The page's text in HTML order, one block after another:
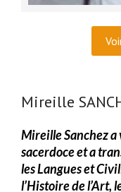
Mireille
Mireille Sanchez a
sacerdoce et a
les Langues et
l’Histoire de l’Art,